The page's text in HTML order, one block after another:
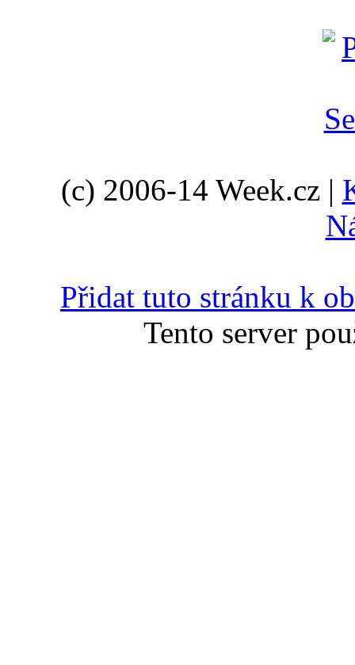
(c) 2006-14 Week.cz |
Přidat tuto stránku k
Tento server